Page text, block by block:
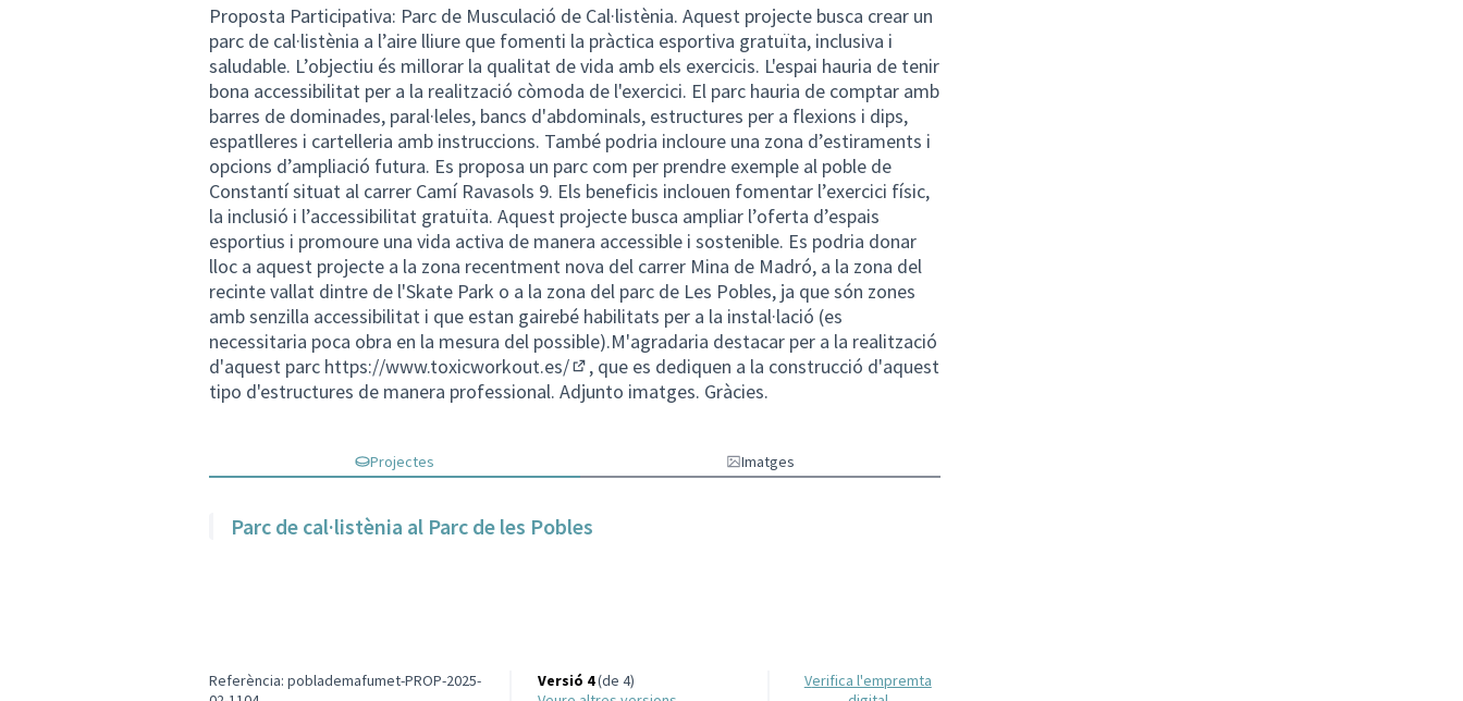
Proposta Participativa: Parc de Musculació de Cal·listènia. Aquest projecte busca crear un
parc de cal·listènia a l’aire lliure que fomenti la pràctica esportiva gratuïta, inclusiva i
saludable. L’objectiu és millorar la qualitat de vida amb els exercicis. L'espai hauria de tenir
bona accessibilitat per a la realització còmoda de l'exercici. El parc hauria de comptar amb
barres de dominades, paral·leles, bancs d'abdominals, estructures per a flexions i dips,
espatlleres i cartelleria amb instruccions. També podria incloure una zona d’estiraments i
opcions d’ampliació futura. Es proposa un parc com per prendre exemple al poble de
Constantí situat al carrer Camí Ravasols 9. Els beneficis inclouen fomentar l’exercici físic,
la inclusió i l’accessibilitat gratuïta. Aquest projecte busca ampliar l’oferta d’espais
esportius i promoure una vida activa de manera accessible i sostenible. Es podria donar
lloc a aquest projecte a la zona recentment nova del carrer Mina de Madró, a la zona del
recinte vallat dintre de l'Skate Park o a la zona del parc de Les Pobles, ja que són zones
amb senzilla accessibilitat i que estan gairebé habilitats per a la instal·lació (es
necessitaria poca obra en la mesura del possible).M'agradaria destacar per a la realització
d'aquest parc https://www.toxicworkout.es/
(Enllaç extern)
, que es dediquen a la construcció d'aquest
tipo d'estructures de manera professional. Adjunto imatges. Gràcies.
Projectes Imatges
Parc de cal·listènia al Parc de les Pobles
Referència: poblademafumet-PROP-2025-
Versió 4(de 4)
Verifica l'empremta